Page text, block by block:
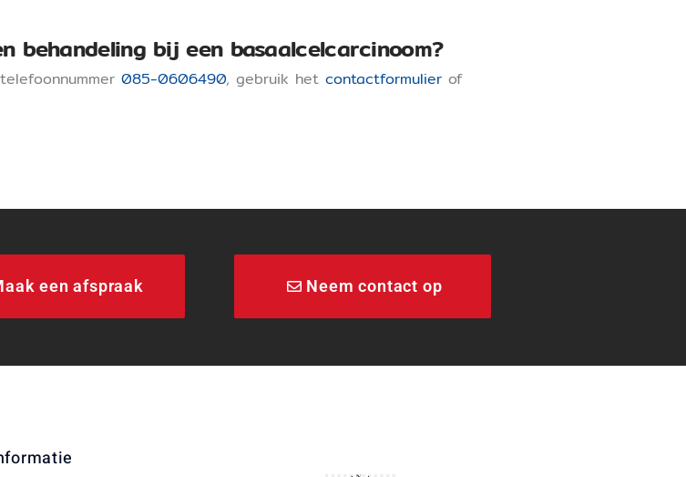
bij een basaalcelcarcinoom?
085-0606490, gebruik het contactformulier of
een afspraak Neem contact op